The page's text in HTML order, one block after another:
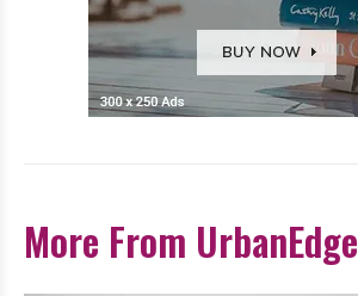
More From UrbanEdge